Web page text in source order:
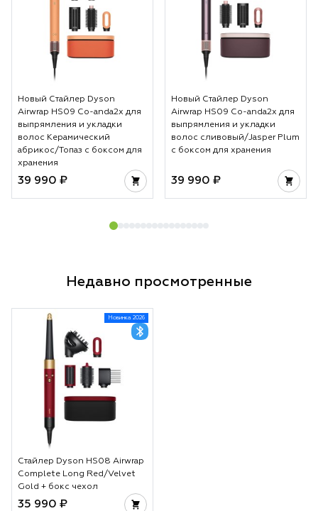
Новый Стайлер Dyson
Airwrap HS09 Co-anda2x для
выпрямления и укладки
волос Керамический
абрикос/Топаз с боксом для
хранения
39 990 ₽
Новый Стайлер Dyson
Airwrap HS09 Co-anda2x для
выпрямления и укладки
волос сливовый/Jasper Plum
с боксом для хранения
39 990 ₽
Недавно просмотренные
Новинка 2026
Стайлер Dyson HS08 Airwrap
Complete Long Red/Velvet
Gold + бокс чехол
35 990 ₽